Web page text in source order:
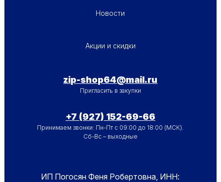
Новости
ПОДВАЛ - МЕНЮ 2Акции и скидки
zip-shop64@mail.ru
Пригласить в закупки
+7 (927) 152-69-66
Принимаем звонки: Пн-Пт с 09:00 до 18:00 (МСК).
Сб-Вс – выходные
ИП Погосян Феня Робертовна, ИНН: